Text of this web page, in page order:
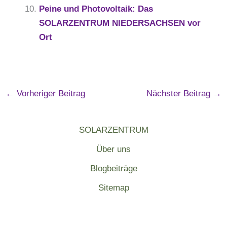
Peine und Photovoltaik: Das
SOLARZENTRUM NIEDERSACHSEN vor
Ort
← Vorheriger Beitrag Nächster Beitrag →
SOLARZENTRUM
Über uns
Blogbeiträge
Sitemap